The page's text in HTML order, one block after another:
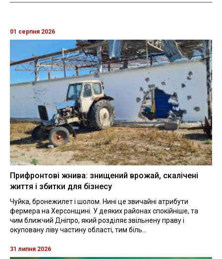
01 серпня 2026
Прифронтові жнива: знищений врожай, скалічені
життя і збитки для бізнесу
Чуйка, бронежилет і шолом. Нині це звичайні атрибути
фермера на Херсонщині. У деяких районах спокійніше, та
чим ближчий Дніпро, який розділяє звільнену праву і
окуповану ліву частину області, тим біль...
31 липня 2026